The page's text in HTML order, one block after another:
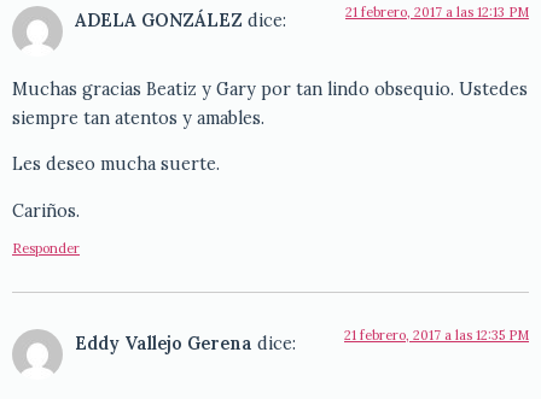
ADELA GONZÁLEZ dice: 21 febrero, 2017 a las 12:13 PM
Muchas gracias Beatiz y Gary por tan lindo obsequio. Ustedes
siempre tan atentos y amables.
Les deseo mucha suerte.
Cariños.
Responder
Eddy Vallejo Gerena dice: 21 febrero, 2017 a las 12:35 PM